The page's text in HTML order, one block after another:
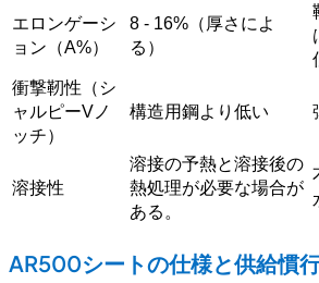
エロンゲーシ
ョン（A%）
8 - 16%（厚さによ
る）
衝撃靭性（シ
ャルピーVノ
ッチ）
構造用鋼より低い
溶接性
溶接の予熱と溶接後の
熱処理が必要な場合が
ある。
AR500シートの仕様と供給慣